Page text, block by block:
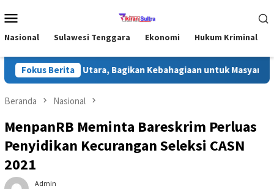
ke
Mobile
Nasional Sulawesi Tenggara Ekonomi Hukum Kriminal
Fokus Berita
di Konawe Utara, Bagikan Kebahagiaan untuk Masyarakat
Beranda Nasional
MenpanRB Meminta Bareskrim Perluas
Penyidikan Kecurangan Seleksi CASN
2021
Admin